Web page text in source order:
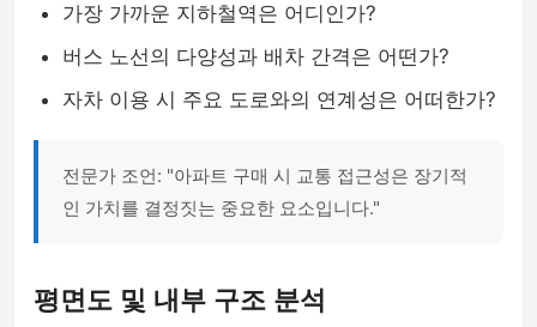
가장 가까운 지하철역은 어디인가?
버스 노선의 다양성과 배차 간격은 어떤가?
자차 이용 시 주요 도로와의 연계성은 어떠한가?
전문가 조언: "아파트 구매 시 교통 접근성은 장기적
인 가치를 결정짓는 중요한 요소입니다."
평면도 및 내부 구조 분석